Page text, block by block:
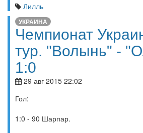
Лилль
УКРАИНА
Чемпионат
тур. "Волынь" -
1:0
29 авг 2015 22:02
Гол:
1:0 - 90 Шарпар.